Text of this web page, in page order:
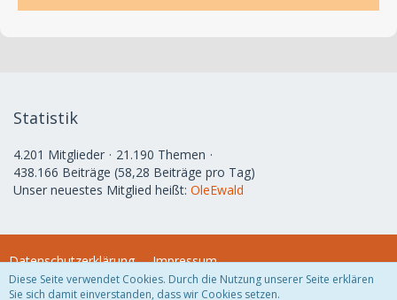
Statistik
4.201 Mitglieder
21.190 Themen
438.166 Beiträge (58,28 Beiträge pro Tag)
Unser neuestes Mitglied heißt: OleEwald
Datenschutzerklärung Impressum
Diese Seite verwendet Cookies. Durch die Nutzung unserer Seite erklären
Sie sich damit einverstanden, dass wir Cookies setzen.